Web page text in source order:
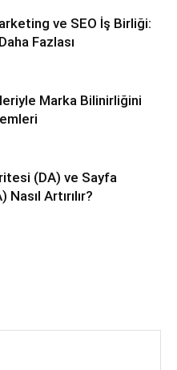
ve SEO İş Birliği:
Fazlası
Marka Bilinirliğini
(DA) ve Sayfa
Artırılır?